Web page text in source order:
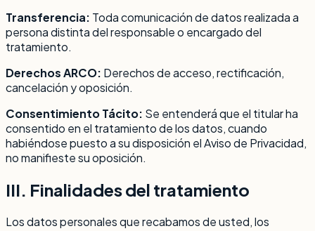
Transferencia: Toda comunicación de datos realizada a
persona distinta del responsable o encargado del
tratamiento.
Derechos ARCO: Derechos de acceso, rectificación,
cancelación y oposición.
Consentimiento Tácito: Se entenderá que el titular ha
consentido en el tratamiento de los datos, cuando
habiéndose puesto a su disposición el Aviso de Privacidad,
no manifieste su oposición.
III. Finalidades del tratamiento
Los datos personales que recabamos de usted, los